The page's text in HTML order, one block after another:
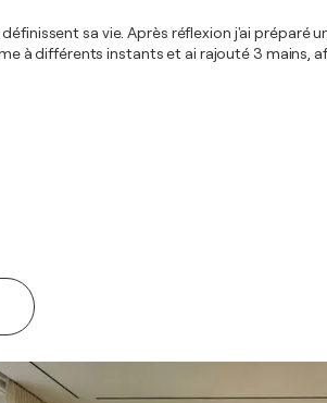
sa vie. Après réflexion j'ai préparé
à différents instants et ai rajouté 3 mains,